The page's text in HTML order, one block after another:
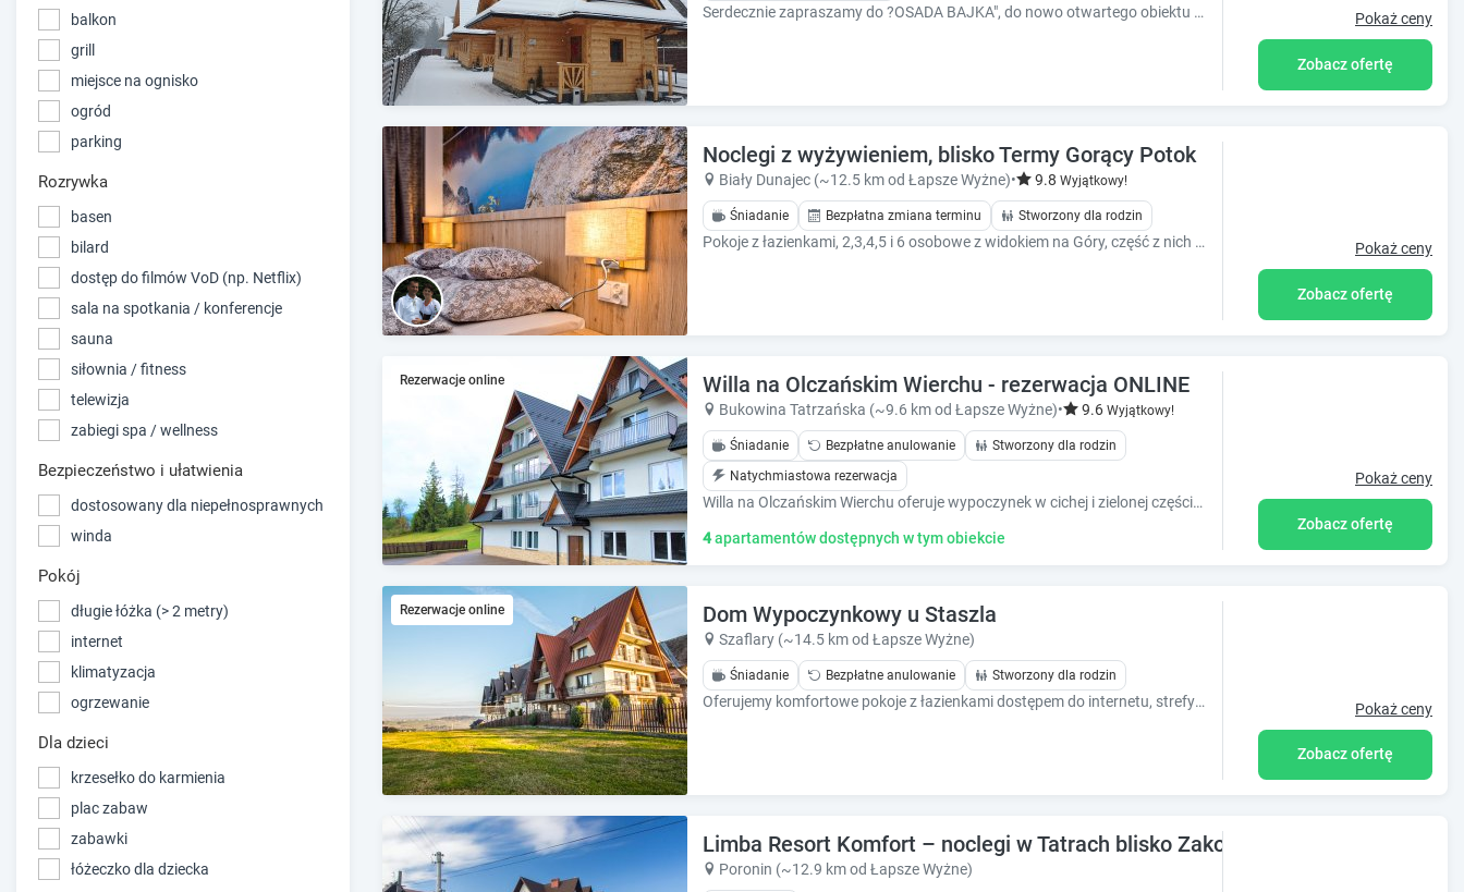
e
s
s
t
h
e
q
u
e
s
i
o
n
m
k
k
e
y
t
o
g
e
t
t
h
e
k
e
y
b
o
a
d
s
h
e
q
u
s
t
e
y
t
o
g
t
h
e
k
e
d
s
h
balkon
grill
miejsce na ognisko
ogród
parking
Rozrywka
basen
bilard
dostęp do filmów VoD (np. Netflix)
sala na spotkania / konferencje
sauna
siłownia / fitness
telewizja
zabiegi spa / wellness
Bezpieczeństwo i ułatwienia
dostosowany dla niepełnosprawnych
winda
Pokój
długie łóżka (> 2 metry)
internet
klimatyzacja
ogrzewanie
Dla dzieci
krzesełko do karmienia
plac zabaw
zabawki
łóżeczko dla dziecka
Serdecznie zapraszamy do ?OSADA BAJKA", do nowo otwartego obiektu składającego się z 4 domków położonych w małej ale jakże przepięknej i cichej okolic Pokaż ceny
Zobacz ofertę
Noclegi z wyżywieniem, blisko Termy Gorący Potok
Biały Dunajec (~12.5 km od Łapsze Wyżne)• 9.8 Wyjątkowy!
Śniadanie Bezpłatna zmiana terminu Stworzony dla rodzin
Pokoje z łazienkami, 2,3,4,5 i 6 osobowe z widokiem na Góry, część z nich posiada balkony, w obiekcie dostępne są aneksy kuchenne w pełni wyposażone Pokaż ceny
Zobacz ofertę
Rezerwacje online Willa na Olczańskim Wierchu - rezerwacja ONLINE
Bukowina Tatrzańska (~9.6 km od Łapsze Wyżne)• 9.6 Wyjątkowy!
Śniadanie Bezpłatne anulowanie
Stworzony dla rodzin
Natychmiastowa rezerwacja
Willa na Olczańskim Wierchu oferuje wypoczynek w cichej i zielonej części Bukowiny Tatrzańskiej z dala od zgiełku.
4apartamentów dostępnych w tym obiekcie
Pokaż ceny
Zobacz ofertę
Rezerwacje online Dom Wypoczynkowy u Staszla
Szaflary (~14.5 km od Łapsze Wyżne)
Śniadanie Bezpłatne anulowanie Stworzony dla rodzin
Oferujemy komfortowe pokoje z łazienkami dostępem do internetu, strefy spa, sali fitness i opcją pysznych śniadań w formie bufetu. Pokaż ceny
Zobacz ofertę
Limba Resort Komfort – noclegi w Tatrach blisko Zakopanego
Poronin (~12.9 km od Łapsze Wyżne)